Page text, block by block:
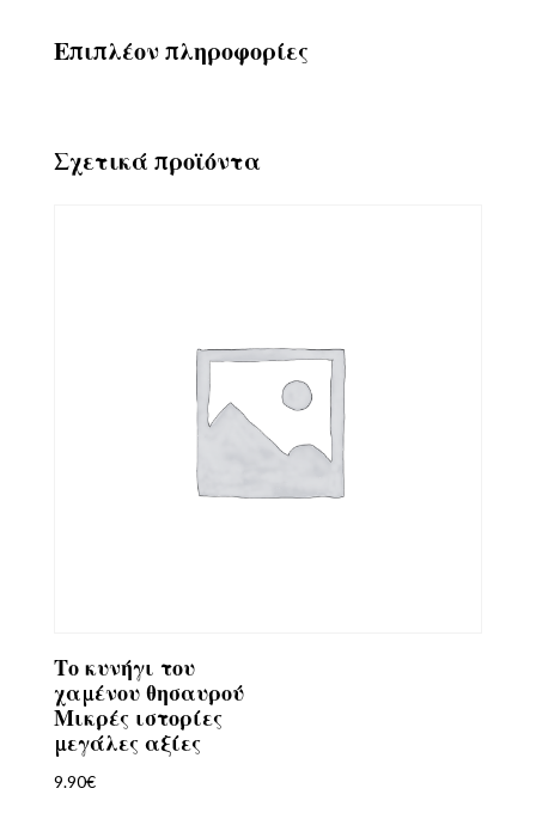
Επιπλέον πληροφορίες
Σχετικά προϊόντα
Το κυνήγι του
χαμένου θησαυρού
Μικρές ιστορίες
μεγάλες αξίες
9.90€